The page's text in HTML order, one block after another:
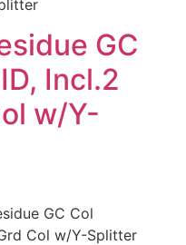
GC
Incl.2
w/Y-
GC Col
Col w/Y-Splitter